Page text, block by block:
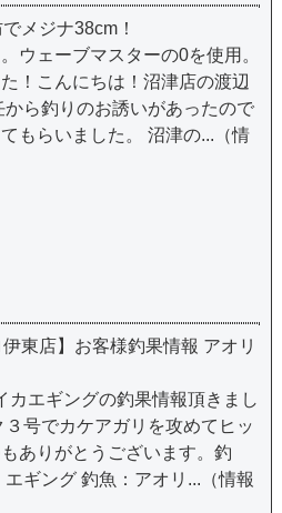
メジナ38cm！
ウェーブマスターの0を使用。
！こんにちは！沼津店の渡辺
ら釣りのお誘いがあったので
もらいました。 沼津の...（情
東店】お客様釣果情報 アオリ
カエギングの釣果情報頂きまし
号でカケアガリを攻めてヒッ
ありがとうございます。釣
ギング 釣魚：アオリ...（情報